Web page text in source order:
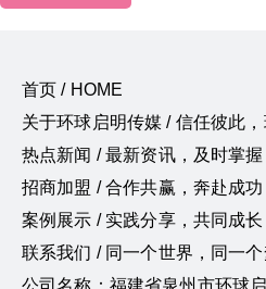
首页 / HOME
关于环球启明传媒 / 信任彼此
热点新闻 / 最新资讯，及时掌握
招商加盟 / 合作共赢，奔赴成功
案例展示 / 实践分享，共同成长
联系我们 / 同一个世界，同一
公司名称：福建省泉州市环球